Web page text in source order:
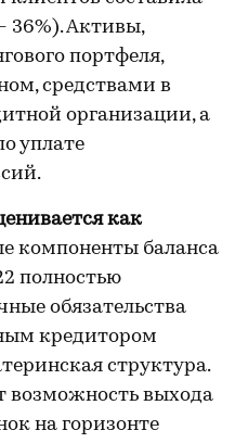
36%). Активы,
портфеля,
средствами в
организации, а
уплате
как
компоненты баланса
полностью
обязательства
кредитором
структура.
возможность выхода
на горизонте